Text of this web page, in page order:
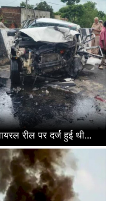
रील पर दर्ज हुई थी...